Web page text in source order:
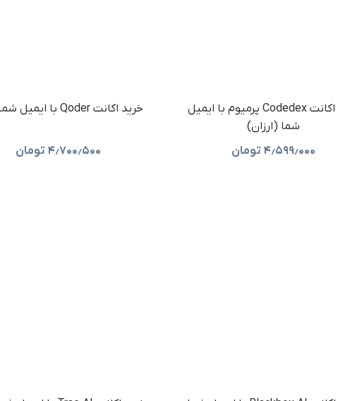
خرید اکانت Codedex پرمیوم با ایمیل
شما (ارزان)
۴٫۵۹۹٫۰۰۰ تومان
خرید اکانت Qoder با ایمیل شما ارزان
۴٫۷۰۰٫۵۰۰ تومان